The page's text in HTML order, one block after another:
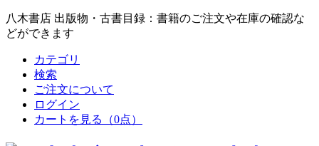
八木書店 出版物・古書目録：書籍のご注文や在庫の確認な
どができます
カテゴリ
検索
ご注文について
ログイン
カートを見る
（0点）